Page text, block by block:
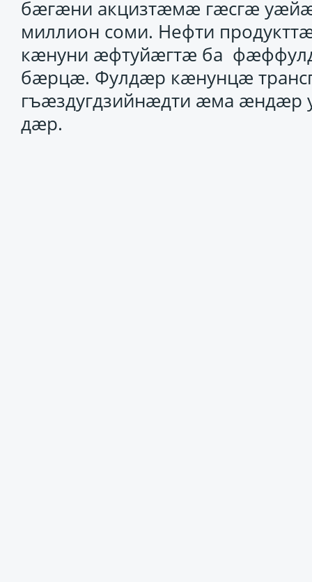
бæгæни акцизтæмæ гæсгæ
миллион соми. Нефти
кæнуни æфтуйæгтæ ба
бæрцæ. Фулдæр кæнунцæ
гъæздугдзийнæдти æма
дæр.